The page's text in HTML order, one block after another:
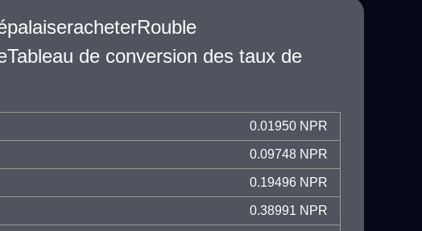
de conversion des taux de
0.01950 NPR
0.09748 NPR
0.19496 NPR
0.38991 NPR